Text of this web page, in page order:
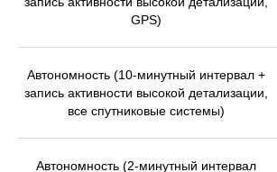
GPS)
Автономность (10-минутный интервал +
запись активности высокой детализации,
все спутниковые системы)
Автономность (2-минутный интервал